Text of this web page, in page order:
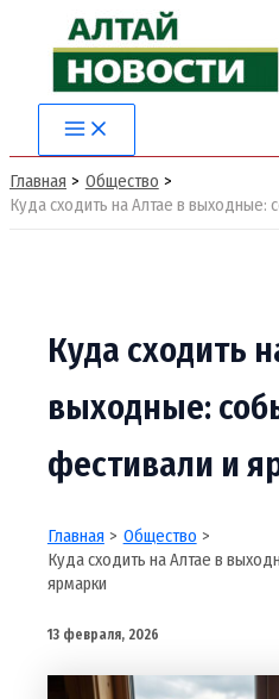
содержимому
Main
Menu
Главная
Общество
Куда сходить на Алтае в выходные:
Куда сходить
выходные:
фестивали и
Главная
Общество
Куда сходить на Алтае в
ярмарки
13 февраля, 2026